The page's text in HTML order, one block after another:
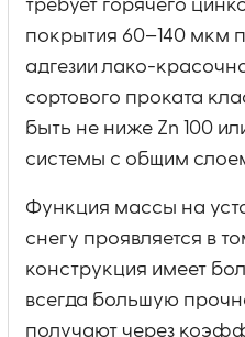
требует горячего
покрытия 60–140 мкм
адгезии лако-
сортового проката
быть не ниже Zn 100
системы с общим
Функция массы на
снегу проявляется в
конструкция имеет
всегда большую
получают через